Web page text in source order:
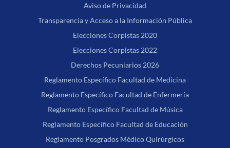
Aviso de Privacidad
Transparencia y Acceso a la Información Pública
Elecciones Corpistas 2020
Elecciones Corpistas 2022
Derechos Pecuniarios 2026
Reglamento Específico Facultad de Medicina
Reglamento Específico Facultad de Enfermería
Reglamento Específico Facultad de Música
Reglamento Específico Facultad de Educación
Reglamento Posgrados Médico Quirúrgicos